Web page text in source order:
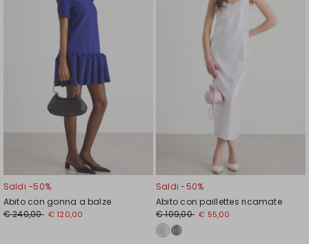
Saldi -50%
Abito con gonna a balze
€ 240,00 € 120,00
Saldi -50%
Abito con paillettes ricamate
€ 109,00 € 55,00